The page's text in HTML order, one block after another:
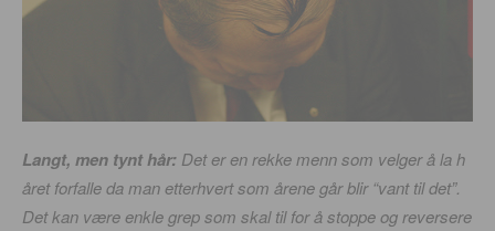
Langt, men tynt hår: Det er en rekke menn som velger å la h
året forfalle da man etterhvert som årene går blir “vant til det”.
Det kan være enkle grep som skal til for å stoppe og reversere